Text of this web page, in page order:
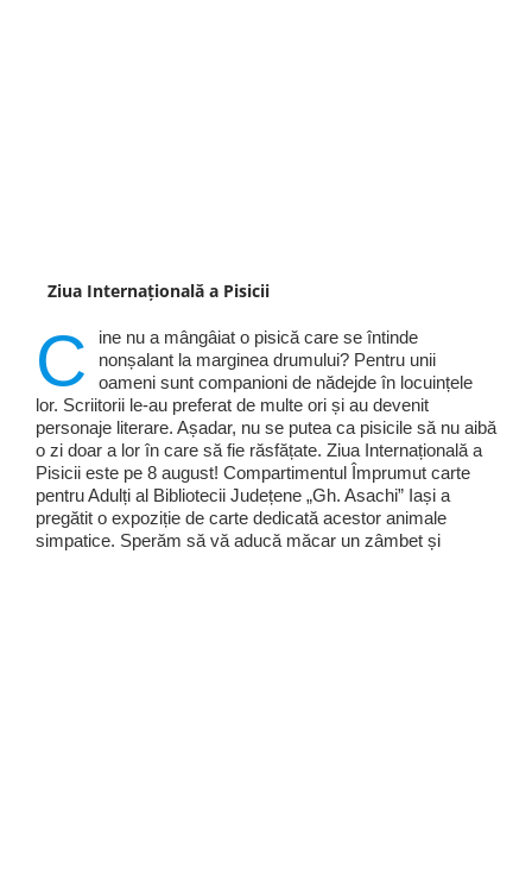
Ziua Internațională a Pisicii
C
ine nu a mângâiat o pisică care se întinde
nonșalant la marginea drumului? Pentru unii
oameni sunt companioni de nădejde în locuințele
lor. Scriitorii le-au preferat de multe ori și au devenit
personaje literare. Așadar, nu se putea ca pisicile să nu aibă
o zi doar a lor în care să fie răsfățate. Ziua Internațională a
Pisicii este pe 8 august! Compartimentul Împrumut carte
pentru Adulți al Bibliotecii Județene „Gh. Asachi” Iași a
pregătit o expoziție de carte dedicată acestor animale
simpatice. Sperăm să vă aducă măcar un zâmbet și